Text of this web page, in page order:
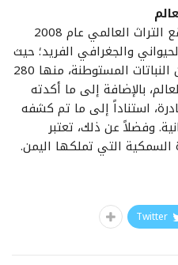
صُنفت جزيرة سقطرى كأحد مواقع التراث العالمي عام 2008
والجغرافي الفريد؛ حيث
سُجل فيها وجود حوالي 850 من النباتات المستوطنة، منها 280
بالإضافة إلى ما أكدته
استناداً إلى ما تم كشفه
وفضلاً عن ذلك، تعتبر
السمكية التي تملكها اليمن.
Twitter